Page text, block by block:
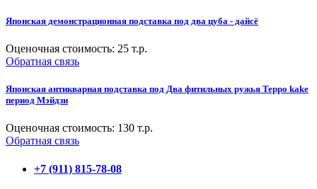
Японская демонстрационная подставка под два цуба - дайсё
Оценочная стоимость: 25 т.р.
Обратная связь
Японская антикварная подставка под Два фитильных ружья Teppo kake
период Мэйдзи
Оценочная стоимость: 130 т.р.
Обратная связь
+7 (911) 815-78-08